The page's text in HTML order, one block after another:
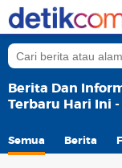
Berita Dan
Terbaru Hari Ini
Semua Berita